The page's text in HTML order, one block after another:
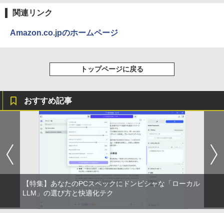
関連リンク
Amazon.co.jpのホームページ
トップページに戻る
おすすめ記事
【特集】あなたのPCスペックにドンピシャな「ローカル
LLM」の選び方と快適化テク